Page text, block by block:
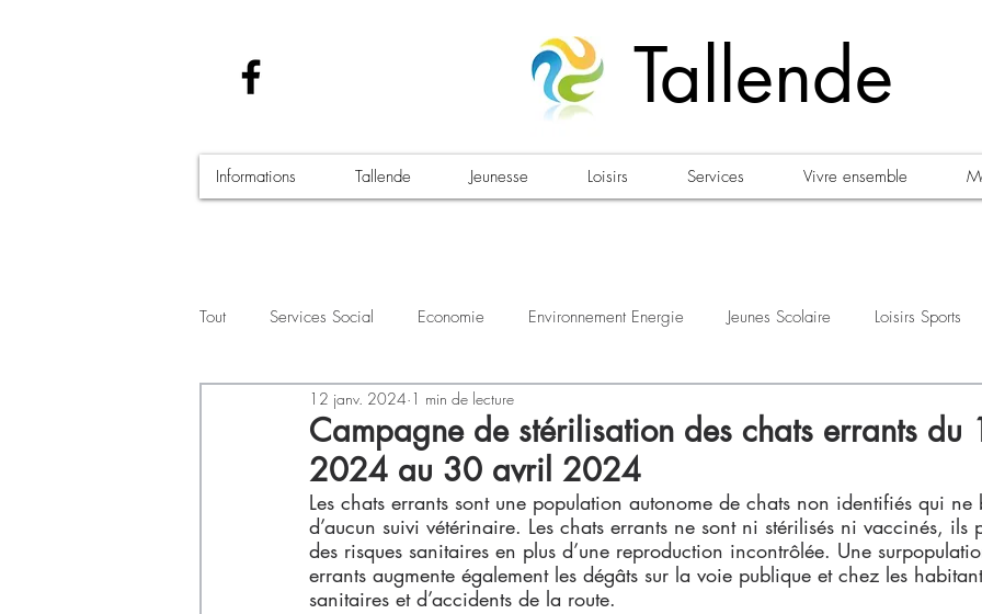
Tallende
Informations Tallende Jeunesse Loisirs Services Vivre ensemble
Tout Services Social Economie Environnement Energie Jeunes Scolaire Loisirs Sports
Santé - Covid-19 Culture Manifestations
Campagne de stérilisation des chats errants du
2024 au 30 avril 2024
12 janv. 2024 1 min de lecture
Les chats errants sont une population autonome de chats non identifiés qui ne
d’aucun suivi vétérinaire. Les chats errants ne sont ni stérilisés ni vaccinés, ils
des risques sanitaires en plus d’une reproduction incontrôlée. Une
errants augmente également les dégâts sur la voie publique et chez les
sanitaires et d’accidents de la route.